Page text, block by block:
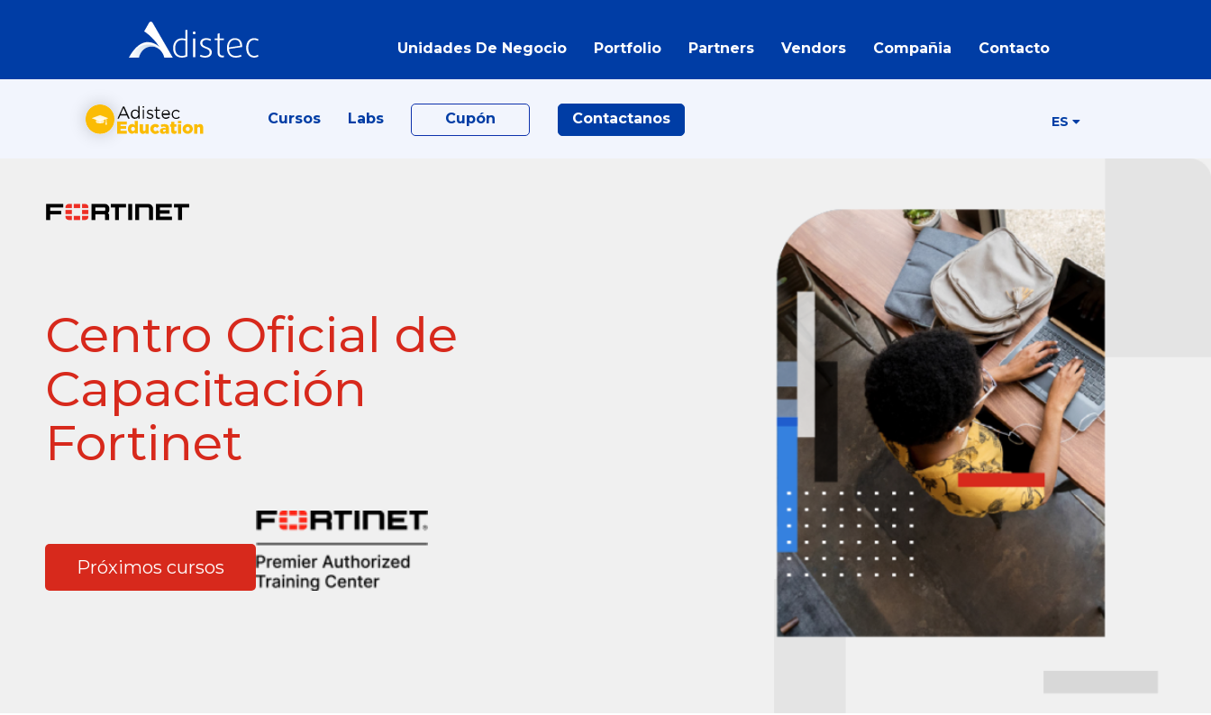
Unidades De Negocio Portfolio Partners Vendors Compañia Contacto
Cursos Labs Cupón Contactanos ES
Centro Oficial de
Capacitación
Fortinet
Próximos cursos